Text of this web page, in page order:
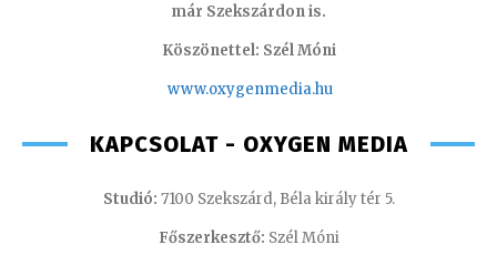
már Szekszárdon is.
Köszönettel: Szél Móni
www.oxygenmedia.hu
KAPCSOLAT - OXYGEN MEDIA
Studió: 7100 Szekszárd, Béla király tér 5.
Főszerkesztő: Szél Móni